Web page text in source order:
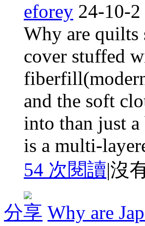
eforey 24-10-
Why are quilts
cover stuffed
and the soft
into than just
is a multi-
54 次閱讀|沒
分享 Why are